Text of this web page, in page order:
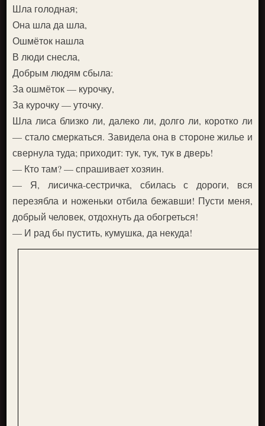
Шла голодная;
Она шла да шла,
Ошмёток нашла
В люди снесла,
Добрым людям сбыла:
За ошмёток — курочку,
За курочку — уточку.
Шла лиса близко ли, далеко ли, долго ли, коротко ли
— стало смеркаться. Завидела она в стороне жилье и
свернула туда; приходит: тук, тук, тук в дверь!
— Кто там? — спрашивает хозяин.
— Я, лисичка-сестричка, сбилась с дороги, вся
перезябла и ноженьки отбила бежавши! Пусти меня,
добрый человек, отдохнуть да обогреться!
— И рад бы пустить, кумушка, да некуда!